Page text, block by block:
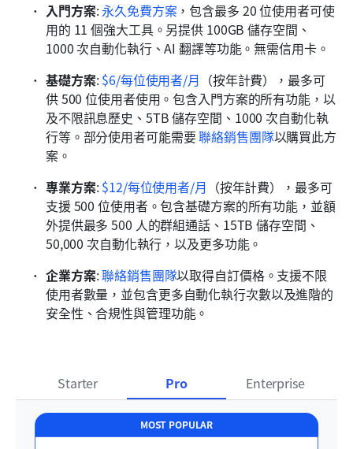
入門方案:永久免費方案，包含最多 20 位使用者可使
用的 11 個強大工具。另提供 100GB 儲存空間、
1000 次自動化執行、AI 翻譯等功能。無需信用卡。
基礎方案: $6/每位使用者/月 （按年計費），最多可
供 500 位使用者使用。包含入門方案的所有功能，以
及不限訊息歷史、5TB 儲存空間、1000 次自動化執
行等。部分使用者可能需要 聯絡銷售團隊以購買此方
案。
專業方案:$12/每位使用者/月 （按年計費），最多可
支援 500 位使用者。包含基礎方案的所有功能，並額
外提供最多 500 人的群組通話、15TB 儲存空間、
50,000 次自動化執行，以及更多功能。
企業方案: 聯絡銷售團隊以取得自訂價格。支援不限
使用者數量，並包含更多自動化執行次數以及進階的
安全性、合規性與管理功能。
Starter Pro Enterprise
MOST POPULAR